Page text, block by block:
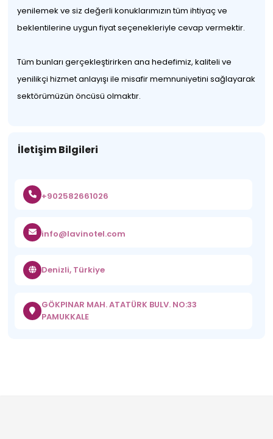
yenilemek ve siz değerli konuklarımızın tüm ihtiyaç ve
beklentilerine uygun fiyat seçenekleriyle cevap vermektir.
Tüm bunları gerçekleştirirken ana hedefimiz, kaliteli ve
yenilikçi hizmet anlayışı ile misafir memnuniyetini sağlayarak
sektörümüzün öncüsü olmaktır.
İletişim Bilgileri
+902582661026
info@lavinotel.com
Denizli, Türkiye
GÖKPINAR MAH. ATATÜRK BULV. NO:33
PAMUKKALE